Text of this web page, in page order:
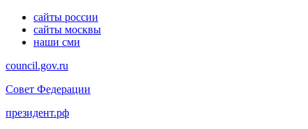
сайты россии
сайты москвы
наши сми
council.gov.ru
Совет Федерации
президент.рф